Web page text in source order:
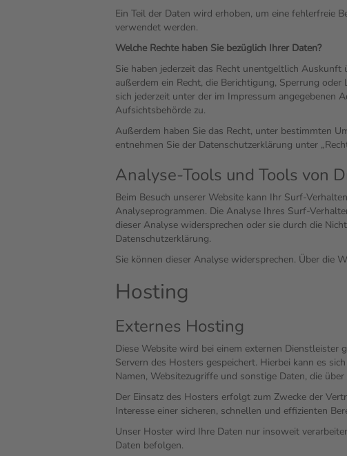
Ein Teil der Daten wird erhoben, um eine fehlerfreie
verwendet werden.
Welche Rechte haben Sie bezüglich Ihrer Daten?
Sie haben jederzeit das Recht unentgeltlich
außerdem ein Recht, die Berichtigung, Sperrung
sich jederzeit unter der im Impressum angegebenen
Aufsichtsbehörde zu.
Außerdem haben Sie das Recht, unter bestimmten
entnehmen Sie der Datenschutzerklärung unter
Analyse-Tools und Tools von
Beim Besuch unserer Website kann Ihr Surf-
Analyseprogrammen. Die Analyse Ihres Surf-
dieser Analyse widersprechen oder sie durch die
Datenschutzerklärung.
Sie können dieser Analyse widersprechen. Über die
Hosting
Externes Hosting
Diese Website wird bei einem externen Dienstleister
Servern des Hosters gespeichert. Hierbei kann es
Namen, Websitezugriffe und sonstige Daten, die
Der Einsatz des Hosters erfolgt zum Zwecke der
Interesse einer sicheren, schnellen und effizienten
Unser Hoster wird Ihre Daten nur insoweit
Daten befolgen.